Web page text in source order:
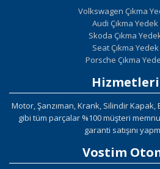
Volkswagen Çıkma
Audi Çıkma
Skoda Çıkma
Seat Çıkma
Porsche Çıkma
Motor, Şanzıman, Krank, Silindir
gibi tüm parçalar %100 müşteri
garanti satışını
Vostim